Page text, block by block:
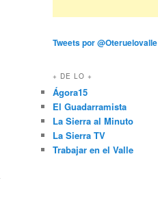
Tweets por @Oteruelovalle
+ DE LO +
Ágora15
El Guadarramista
La Sierra al Minuto
La Sierra TV
Trabajar en el Valle